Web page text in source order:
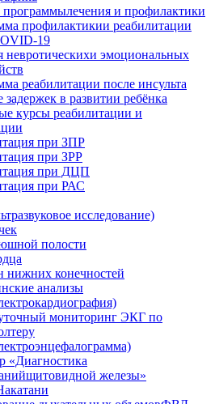
и профилактики
профилактикии реабилитации
19
невротическихи эмоциональных
реабилитации после инсульта
задержек в развитии ребёнка
курсы реабилитации и
при ЗПР
при ЗРР
при ДЦП
при РАС
исследование)
полости
нижних конечностей
анализы
мониторинг ЭКГ по
«Диагностика
железы»